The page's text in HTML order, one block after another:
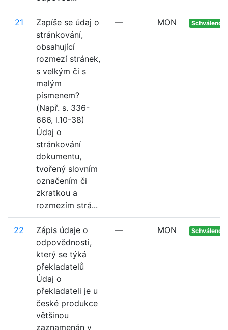
21
Zapíše se údaj o
stránkování,
obsahující
rozmezí stránek,
s velkým či s
malým
písmenem?
(Např. s. 336-
666, l.10-38)
Údaj o
stránkování
dokumentu,
tvořený slovním
označením či
zkratkou a
rozmezím strá...
— MON Schváleno
22
Zápis údaje o
odpovědnosti,
který se týká
překladatelů
Údaj o
překladateli je u
české produkce
většinou
zaznamenán v
— MON Schváleno